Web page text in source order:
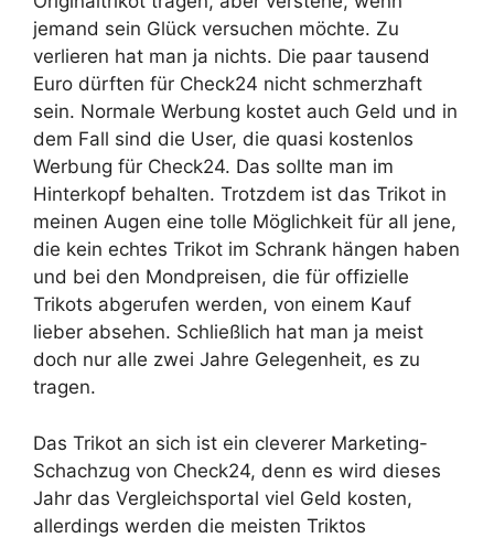
jemand sein Glück versuchen möchte. Zu
verlieren hat man ja nichts. Die paar tausend
Euro dürften für Check24 nicht schmerzhaft
sein. Normale Werbung kostet auch Geld und in
dem Fall sind die User, die quasi kostenlos
Werbung für Check24. Das sollte man im
Hinterkopf behalten. Trotzdem ist das Trikot in
meinen Augen eine tolle Möglichkeit für all jene,
die kein echtes Trikot im Schrank hängen haben
und bei den Mondpreisen, die für offizielle
Trikots abgerufen werden, von einem Kauf
lieber absehen. Schließlich hat man ja meist
doch nur alle zwei Jahre Gelegenheit, es zu
tragen.
Das Trikot an sich ist ein cleverer Marketing-
Schachzug von Check24, denn es wird dieses
Jahr das Vergleichsportal viel Geld kosten,
allerdings werden die meisten Triktos